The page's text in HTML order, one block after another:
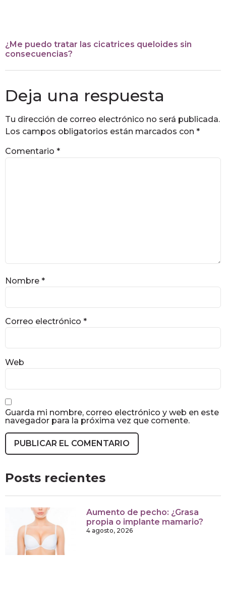
¿Me puedo tratar las cicatrices queloides sin
consecuencias?
Deja una respuesta
Tu dirección de correo electrónico no será publicada.
Los campos obligatorios están marcados con *
Comentario *
Nombre *
Correo electrónico *
Web
Guarda mi nombre, correo electrónico y web en este
navegador para la próxima vez que comente.
Posts recientes
Aumento de pecho: ¿Grasa
propia o implante mamario?
4 agosto, 2026